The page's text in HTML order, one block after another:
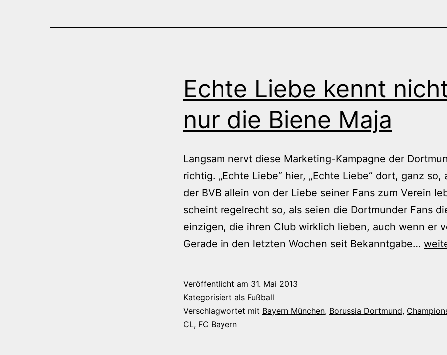
Echte Liebe kennt
nur die Biene Maja
Langsam nervt diese Marketing-Kampagne der
richtig. „Echte Liebe“ hier, „Echte Liebe“ dort, ganz so,
der BVB allein von der Liebe seiner Fans zum Verein
scheint regelrecht so, als seien die Dortmunder Fans
einzigen, die ihren Club wirklich lieben, auch wenn er
Gerade in den letzten Wochen seit Bekanntgabe…
nur
Veröffentlicht am 31. Mai 2013
Kategorisiert als Fußball
Verschlagwortet mit Bayern München, Borussia Dortmund,
CL, FC Bayern